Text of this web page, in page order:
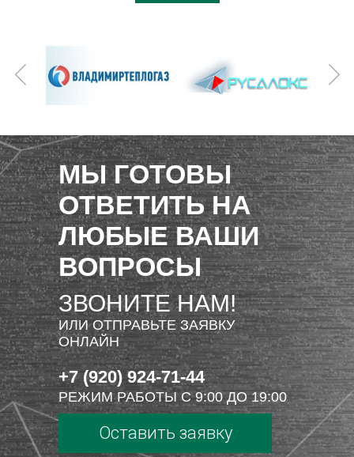
МЫ ГОТОВЫ
ОТВЕТИТЬ НА
ЛЮБЫЕ ВАШИ
ВОПРОСЫ
ЗВОНИТЕ НАМ!
ИЛИ ОТПРАВЬТЕ ЗАЯВКУ
ОНЛАЙН
+7 (920) 924-71-44
РЕЖИМ РАБОТЫ С 9:00 ДО 19:00
Оставить заявку